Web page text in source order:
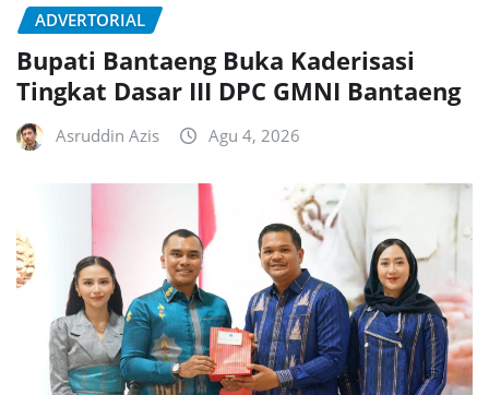
ADVERTORIAL
Bupati Bantaeng Buka Kaderisasi
Tingkat Dasar III DPC GMNI Bantaeng
Asruddin Azis Agu 4, 2026